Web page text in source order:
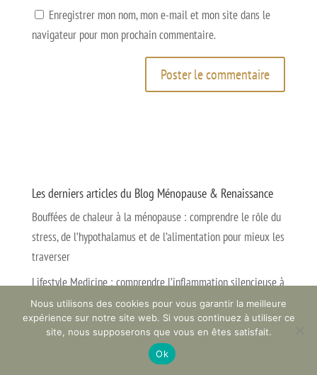
Enregistrer mon nom, mon e-mail et mon site dans le
navigateur pour mon prochain commentaire.
Les derniers articles du Blog Ménopause & Renaissance
Bouffées de chaleur à la ménopause : comprendre le rôle du
stress, de l’hypothalamus et de l’alimentation pour mieux les
traverser
Lifestyle Medicine : comprendre l’inflammation silencieuse à
la ménopause
Santé mentale et ménopause, comment les hormones
Nous utilisons des cookies pour vous garantir la meilleure
expérience sur notre site web. Si vous continuez à utiliser ce
site, nous supposerons que vous en êtes satisfait.
Ok